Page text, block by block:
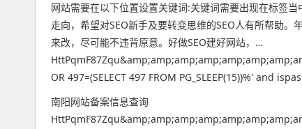
网站需要在以下位置设置关键词:关键词需要出现在标签
走向，希望对SEO新手及要转变思维的SEO人有所帮助
来改，尽可能不违背原意。好做SEO建好网站，…
OR 497=(SELECT 497 FROM PG_SLEEP(15))%' and
南阳网站备案信息查询